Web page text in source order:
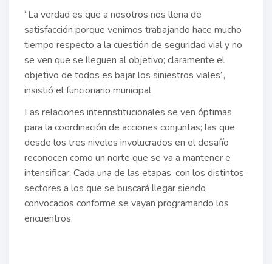
“La verdad es que a nosotros nos llena de
satisfacción porque venimos trabajando hace mucho
tiempo respecto a la cuestión de seguridad vial y no
se ven que se lleguen al objetivo; claramente el
objetivo de todos es bajar los siniestros viales”,
insistió el funcionario municipal.
Las relaciones interinstitucionales se ven óptimas
para la coordinación de acciones conjuntas; las que
desde los tres niveles involucrados en el desafío
reconocen como un norte que se va a mantener e
intensificar. Cada una de las etapas, con los distintos
sectores a los que se buscará llegar siendo
convocados conforme se vayan programando los
encuentros.